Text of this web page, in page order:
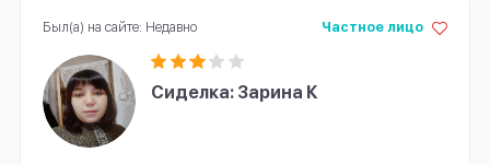
Сиделка: Зарина К
Частное лицо
Был(а) на сайте: Недавно